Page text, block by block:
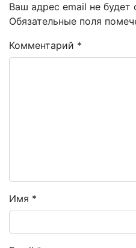
Ваш адрес email не будет
Обязательные поля
Комментарий *
Имя *